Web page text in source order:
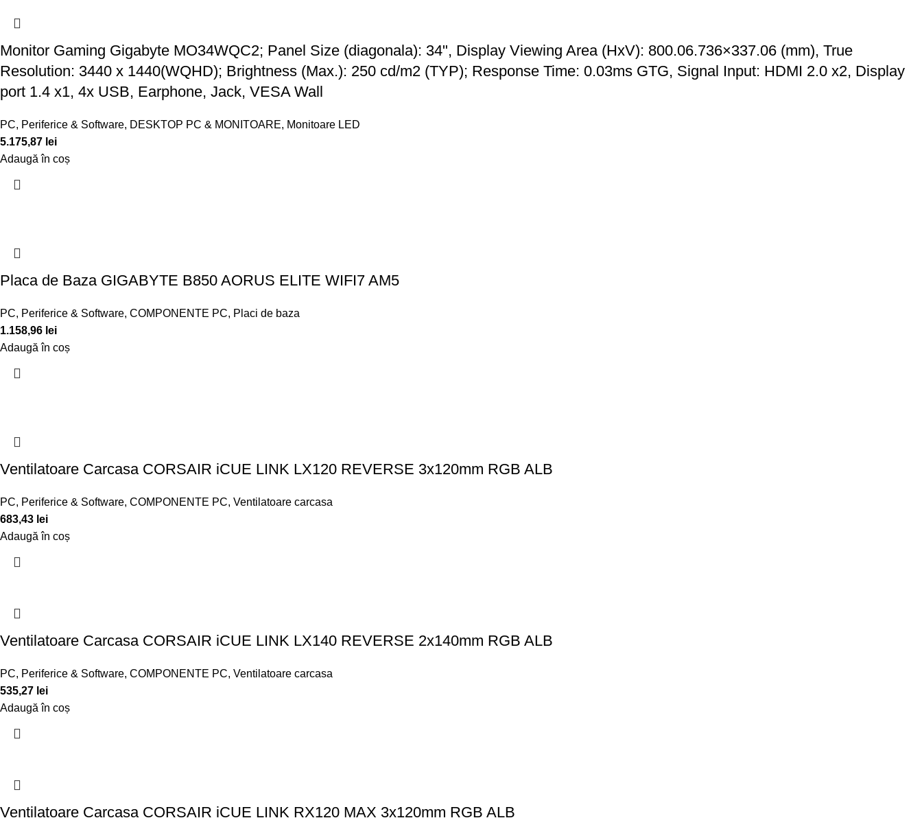
Monitor Gaming Gigabyte MO34WQC2; Panel Size (diagonala): 34", Display Viewing Area (HxV): 800.06.736×337.06 (mm), True
Resolution: 3440 x 1440(WQHD); Brightness (Max.): 250 cd/m2 (TYP); Response Time: 0.03ms GTG, Signal Input: HDMI 2.0 x2, Display
port 1.4 x1, 4x USB, Earphone, Jack, VESA Wall
PC, Periferice & Software, DESKTOP PC & MONITOARE, Monitoare LED
5.175,87 lei
Adaugă în coș
Placa de Baza GIGABYTE B850 AORUS ELITE WIFI7 AM5
PC, Periferice & Software, COMPONENTE PC, Placi de baza
1.158,96 lei
Adaugă în coș
Ventilatoare Carcasa CORSAIR iCUE LINK LX120 REVERSE 3x120mm RGB ALB
PC, Periferice & Software, COMPONENTE PC, Ventilatoare carcasa
683,43 lei
Adaugă în coș
Ventilatoare Carcasa CORSAIR iCUE LINK LX140 REVERSE 2x140mm RGB ALB
PC, Periferice & Software, COMPONENTE PC, Ventilatoare carcasa
535,27 lei
Adaugă în coș
Ventilatoare Carcasa CORSAIR iCUE LINK RX120 MAX 3x120mm RGB ALB